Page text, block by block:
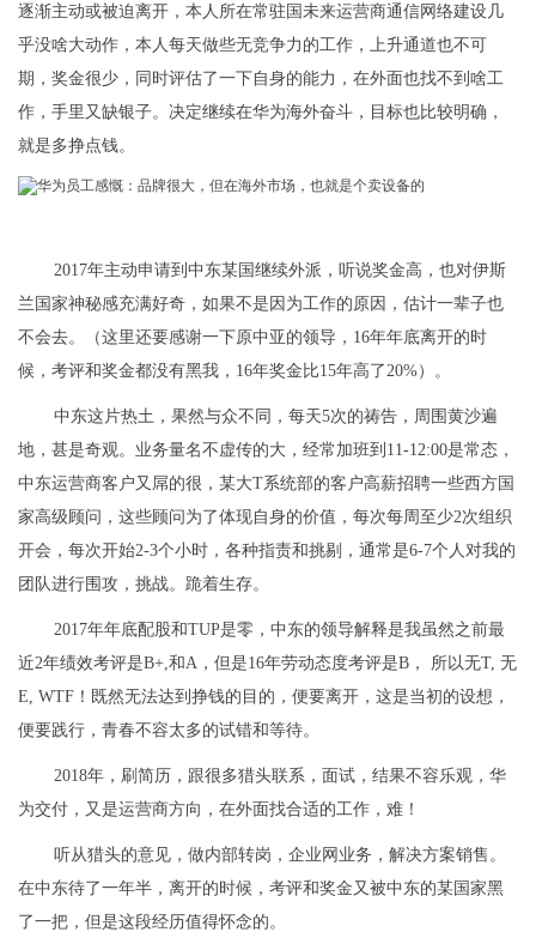
逐渐主动或被迫离开，本人所在常驻国未来运营商通信网络建设几
乎没啥大动作，本人每天做些无竞争力的工作，上升通道也不可
期，奖金很少，同时评估了一下自身的能力，在外面也找不到啥工
作，手里又缺银子。决定继续在华为海外奋斗，目标也比较明确，
就是多挣点钱。
2017年主动申请到中东某国继续外派，听说奖金高，也对伊斯
兰国家神秘感充满好奇，如果不是因为工作的原因，估计一辈子也
不会去。（这里还要感谢一下原中亚的领导，16年年底离开的时
候，考评和奖金都没有黑我，16年奖金比15年高了20%）。
中东这片热土，果然与众不同，每天5次的祷告，周围黄沙遍
地，甚是奇观。业务量名不虚传的大，经常加班到11-12:00是常态，
中东运营商客户又屌的很，某大T系统部的客户高薪招聘一些西方国
家高级顾问，这些顾问为了体现自身的价值，每次每周至少2次组织
开会，每次开始2-3个小时，各种指责和挑剔，通常是6-7个人对我的
团队进行围攻，挑战。跪着生存。
2017年年底配股和TUP是零，中东的领导解释是我虽然之前最
近2年绩效考评是B+,和A，但是16年劳动态度考评是B， 所以无T, 无
E, WTF！既然无法达到挣钱的目的，便要离开，这是当初的设想，
便要践行，青春不容太多的试错和等待。
2018年，刷简历，跟很多猎头联系，面试，结果不容乐观，华
为交付，又是运营商方向，在外面找合适的工作，难！
听从猎头的意见，做内部转岗，企业网业务，解决方案销售。
在中东待了一年半，离开的时候，考评和奖金又被中东的某国家黑
了一把，但是这段经历值得怀念的。